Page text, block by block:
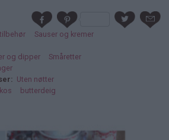
Sauser og kremer
og dipper
Småretter
Uten nøtter
butterdeig